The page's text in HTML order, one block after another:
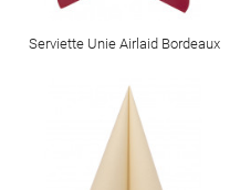
Serviette Unie Airlaid Bordeaux